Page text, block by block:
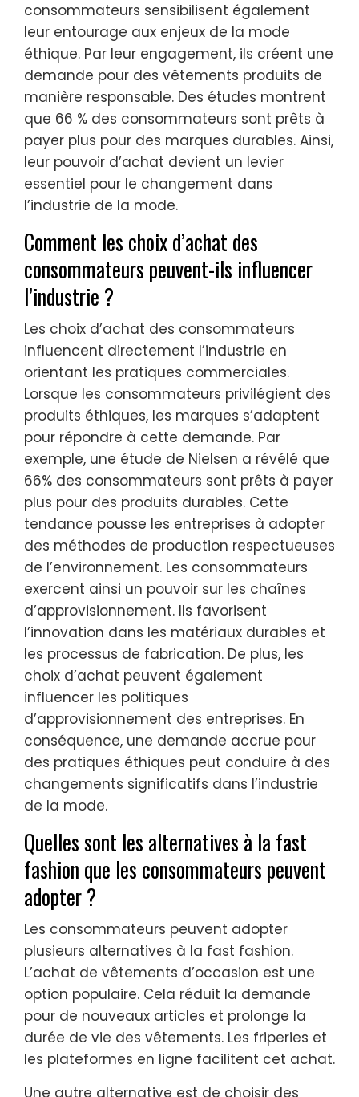
consommateurs sensibilisent également
leur entourage aux enjeux de la mode
éthique. Par leur engagement, ils créent une
demande pour des vêtements produits de
manière responsable. Des études montrent
que 66 % des consommateurs sont prêts à
payer plus pour des marques durables. Ainsi,
leur pouvoir d’achat devient un levier
essentiel pour le changement dans
l’industrie de la mode.
Comment les choix d’achat des
consommateurs peuvent-ils influencer
l’industrie ?
Les choix d’achat des consommateurs
influencent directement l’industrie en
orientant les pratiques commerciales.
Lorsque les consommateurs privilégient des
produits éthiques, les marques s’adaptent
pour répondre à cette demande. Par
exemple, une étude de Nielsen a révélé que
66% des consommateurs sont prêts à payer
plus pour des produits durables. Cette
tendance pousse les entreprises à adopter
des méthodes de production respectueuses
de l’environnement. Les consommateurs
exercent ainsi un pouvoir sur les chaînes
d’approvisionnement. Ils favorisent
l’innovation dans les matériaux durables et
les processus de fabrication. De plus, les
choix d’achat peuvent également
influencer les politiques
d’approvisionnement des entreprises. En
conséquence, une demande accrue pour
des pratiques éthiques peut conduire à des
changements significatifs dans l’industrie
de la mode.
Quelles sont les alternatives à la fast
fashion que les consommateurs peuvent
adopter ?
Les consommateurs peuvent adopter
plusieurs alternatives à la fast fashion.
L’achat de vêtements d’occasion est une
option populaire. Cela réduit la demande
pour de nouveaux articles et prolonge la
durée de vie des vêtements. Les friperies et
les plateformes en ligne facilitent cet achat.
Une autre alternative est de choisir des